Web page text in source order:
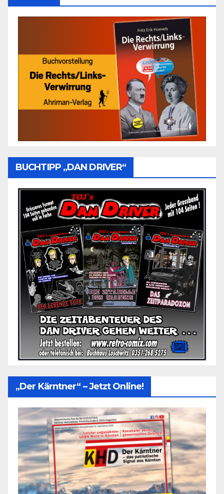
BUCHTIPP „DAN DRIVER“
„Der Kärntner“ – Jetzt Online!